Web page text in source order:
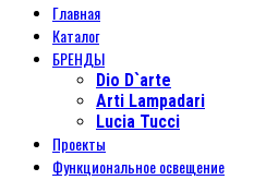
Главная
Каталог
БРЕНДЫ
Dio D`arte
Arti Lampadari
Lucia Tucci
Проекты
Функциональное освещение